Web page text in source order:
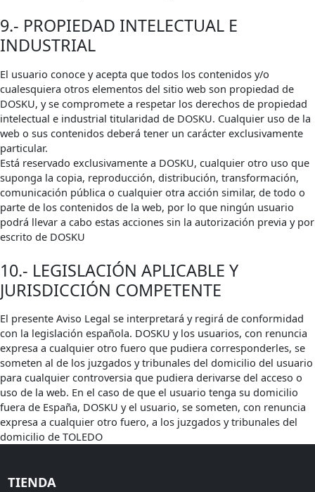
9.- PROPIEDAD INTELECTUAL E
INDUSTRIAL
El usuario conoce y acepta que todos los contenidos y/o
cualesquiera otros elementos del sitio web son propiedad de
DOSKU, y se compromete a respetar los derechos de propiedad
intelectual e industrial titularidad de DOSKU. Cualquier uso de la
web o sus contenidos deberá tener un carácter exclusivamente
particular.
Está reservado exclusivamente a DOSKU, cualquier otro uso que
suponga la copia, reproducción, distribución, transformación,
comunicación pública o cualquier otra acción similar, de todo o
parte de los contenidos de la web, por lo que ningún usuario
podrá llevar a cabo estas acciones sin la autorización previa y por
escrito de DOSKU
10.- LEGISLACIÓN APLICABLE Y
JURISDICCIÓN COMPETENTE
El presente Aviso Legal se interpretará y regirá de conformidad
con la legislación española. DOSKU y los usuarios, con renuncia
expresa a cualquier otro fuero que pudiera corresponderles, se
someten al de los juzgados y tribunales del domicilio del usuario
para cualquier controversia que pudiera derivarse del acceso o
uso de la web. En el caso de que el usuario tenga su domicilio
fuera de España, DOSKU y el usuario, se someten, con renuncia
expresa a cualquier otro fuero, a los juzgados y tribunales del
domicilio de TOLEDO
TIENDA